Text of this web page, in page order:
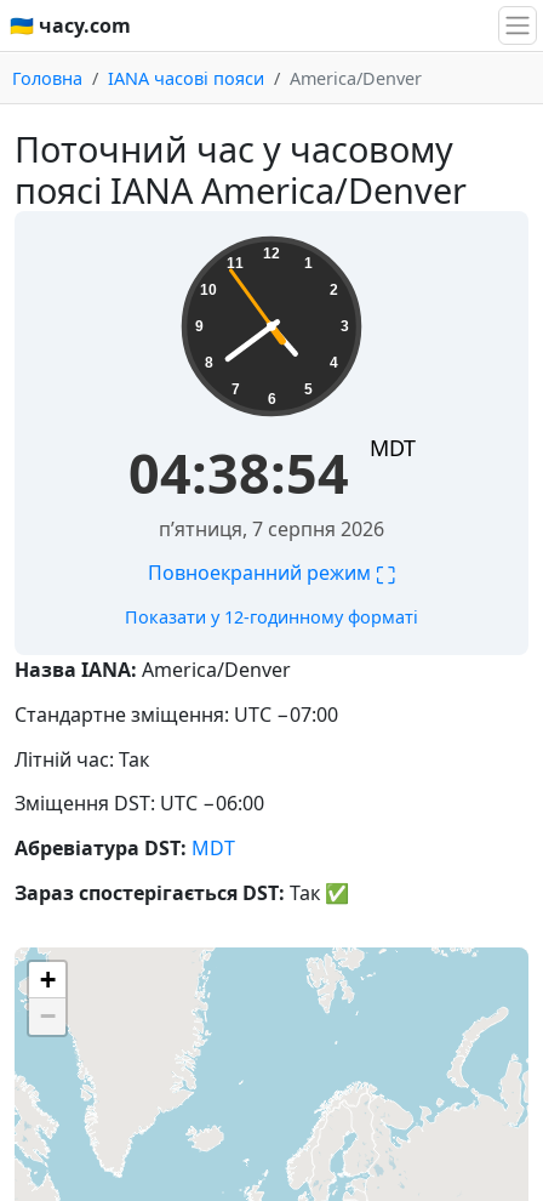
🇺🇦 часу.com
Головна IANA часові пояси America/Denver
Поточний час у часовому
поясі IANA America/Denver
12
1
2
3
4
5
6
7
8
9
10
11
04:38:55 MDT
пʼятниця, 7 серпня 2026
Повноекранний режим ⛶
Показати у 12-годинному форматі
Назва IANA: America/Denver
Стандартне зміщення: UTC −07:00
Літній час: Так
Зміщення DST: UTC −06:00
Абревіатура DST: MDT
Зараз спостерігається DST: Так ✅
+
−